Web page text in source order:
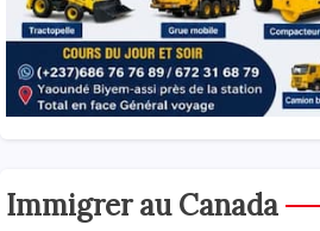
Immigrer au Canada